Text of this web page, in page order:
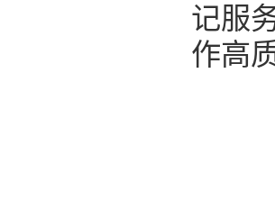
记服
作高